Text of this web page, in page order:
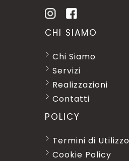
CHI SIAMO
Chi Siamo
Servizi
Realizzazioni
Contatti
POLICY
Termini di Utilizzo
Cookie Policy